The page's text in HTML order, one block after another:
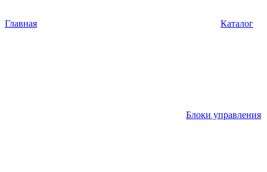
Главная Каталог
Блоки управления